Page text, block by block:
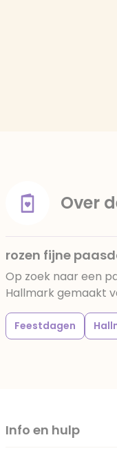
Over
rozen fijne
Op zoek naar een
Hallmark gemaakt
Feestdagen
Info en hulp